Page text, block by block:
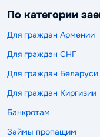
По категории
Для граждан Армении
Для граждан СНГ
Для граждан Беларуси
Для граждан Киргизии
Банкротам
Займы пропащим